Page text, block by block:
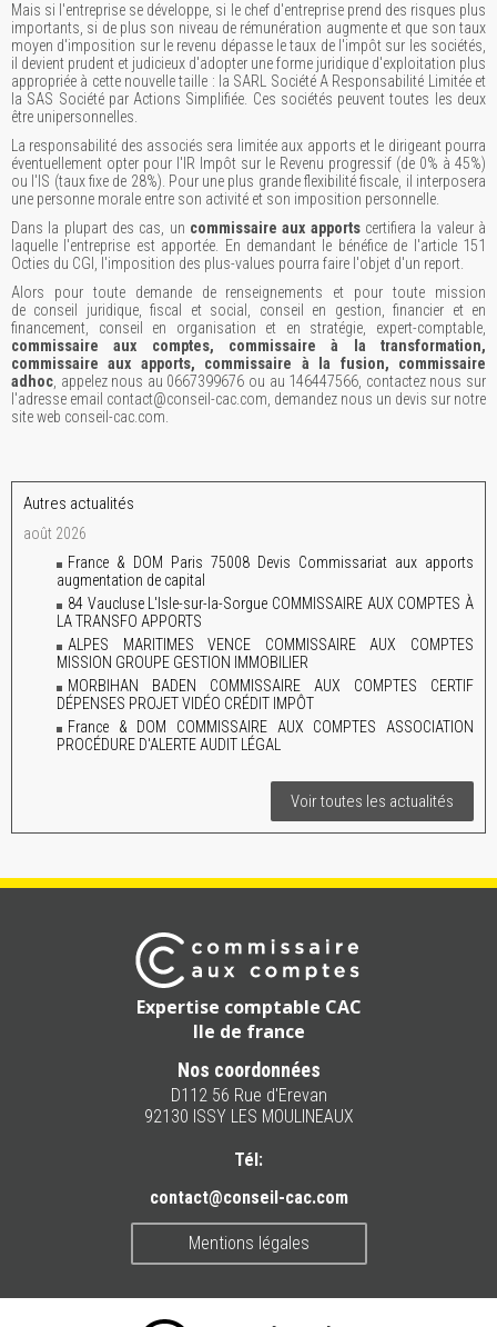
Mais si l'entreprise se développe, si le chef d'entreprise prend des risques plus
importants, si de plus son niveau de rémunération augmente et que son taux
moyen d'imposition sur le revenu dépasse le taux de l'impôt sur les sociétés,
il devient prudent et judicieux d'adopter une forme juridique d'exploitation plus
appropriée à cette nouvelle taille : la SARL Société A Responsabilité Limitée et
la SAS Société par Actions Simplifiée. Ces sociétés peuvent toutes les deux
être unipersonnelles.
La responsabilité des associés sera limitée aux apports et le dirigeant pourra
éventuellement opter pour l'IR Impôt sur le Revenu progressif (de 0% à 45%)
ou l'IS (taux fixe de 28%). Pour une plus grande flexibilité fiscale, il interposera
une personne morale entre son activité et son imposition personnelle.
Dans la plupart des cas, un commissaire aux apportscertifiera la valeur à
laquelle l'entreprise est apportée. En demandant le bénéfice de l'article 151
Octies du CGI, l'imposition des plus-values pourra faire l'objet d'un report.
Alors pour toute demande de renseignements et pour toute mission
de conseil juridique, fiscal et social, conseil en gestion, financier et en
financement, conseil en organisation et en stratégie, expert-comptable,
commissaire aux comptes, commissaire à la transformation,
commissaire aux apports, commissaire à la fusion, commissaire
adhoc , appelez nous au 0667399676 ou au 146447566, contactez nous sur
l'adresse email contact@conseil-cac.com, demandez nous un devis sur notre
site web conseil-cac.com.
Autres actualités
août 2026
France & DOM Paris 75008 Devis Commissariat aux apports
augmentation de capital
84 Vaucluse L'Isle-sur-la-Sorgue COMMISSAIRE AUX COMPTES À
LA TRANSFO APPORTS
ALPES MARITIMES VENCE COMMISSAIRE AUX COMPTES
MISSION GROUPE GESTION IMMOBILIER
MORBIHAN BADEN COMMISSAIRE AUX COMPTES CERTIF
DÉPENSES PROJET VIDÉO CRÉDIT IMPÔT
France & DOM COMMISSAIRE AUX COMPTES ASSOCIATION
PROCÉDURE D'ALERTE AUDIT LÉGAL
Voir toutes les actualités
Expertise comptable CAC
Ile de france
Nos coordonnées
D112 56 Rue d'Erevan
92130 ISSY LES MOULINEAUX
Tél:
contact@conseil-cac.com
Mentions légales